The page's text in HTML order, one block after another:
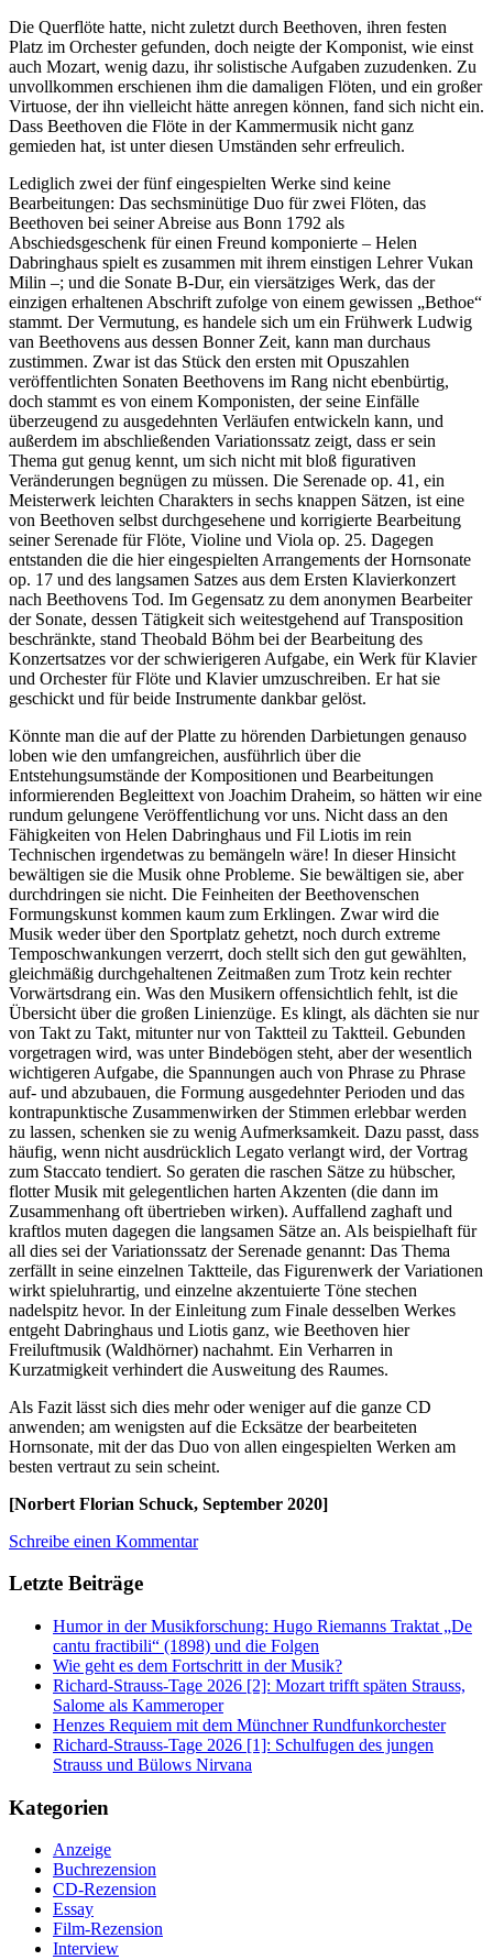
Die Querflöte hatte, nicht zuletzt durch Beethoven, ihren festen
Platz im Orchester gefunden, doch neigte der Komponist, wie einst
auch Mozart, wenig dazu, ihr solistische Aufgaben zuzudenken. Zu
unvollkommen erschienen ihm die damaligen Flöten, und ein großer
Virtuose, der ihn vielleicht hätte anregen können, fand sich nicht ein.
Dass Beethoven die Flöte in der Kammermusik nicht ganz
gemieden hat, ist unter diesen Umständen sehr erfreulich.
Lediglich zwei der fünf eingespielten Werke sind keine
Bearbeitungen: Das sechsminütige Duo für zwei Flöten, das
Beethoven bei seiner Abreise aus Bonn 1792 als
Abschiedsgeschenk für einen Freund komponierte – Helen
Dabringhaus spielt es zusammen mit ihrem einstigen Lehrer Vukan
Milin –; und die Sonate B-Dur, ein viersätziges Werk, das der
einzigen erhaltenen Abschrift zufolge von einem gewissen „Bethoe“
stammt. Der Vermutung, es handele sich um ein Frühwerk Ludwig
van Beethovens aus dessen Bonner Zeit, kann man durchaus
zustimmen. Zwar ist das Stück den ersten mit Opuszahlen
veröffentlichten Sonaten Beethovens im Rang nicht ebenbürtig,
doch stammt es von einem Komponisten, der seine Einfälle
überzeugend zu ausgedehnten Verläufen entwickeln kann, und
außerdem im abschließenden Variationssatz zeigt, dass er sein
Thema gut genug kennt, um sich nicht mit bloß figurativen
Veränderungen begnügen zu müssen. Die Serenade op. 41, ein
Meisterwerk leichten Charakters in sechs knappen Sätzen, ist eine
von Beethoven selbst durchgesehene und korrigierte Bearbeitung
seiner Serenade für Flöte, Violine und Viola op. 25. Dagegen
entstanden die die hier eingespielten Arrangements der Hornsonate
op. 17 und des langsamen Satzes aus dem Ersten Klavierkonzert
nach Beethovens Tod. Im Gegensatz zu dem anonymen Bearbeiter
der Sonate, dessen Tätigkeit sich weitestgehend auf Transposition
beschränkte, stand Theobald Böhm bei der Bearbeitung des
Konzertsatzes vor der schwierigeren Aufgabe, ein Werk für Klavier
und Orchester für Flöte und Klavier umzuschreiben. Er hat sie
geschickt und für beide Instrumente dankbar gelöst.
Könnte man die auf der Platte zu hörenden Darbietungen genauso
loben wie den umfangreichen, ausführlich über die
Entstehungsumstände der Kompositionen und Bearbeitungen
informierenden Begleittext von Joachim Draheim, so hätten wir eine
rundum gelungene Veröffentlichung vor uns. Nicht dass an den
Fähigkeiten von Helen Dabringhaus und Fil Liotis im rein
Technischen irgendetwas zu bemängeln wäre! In dieser Hinsicht
bewältigen sie die Musik ohne Probleme. Sie bewältigen sie, aber
durchdringen sie nicht. Die Feinheiten der Beethovenschen
Formungskunst kommen kaum zum Erklingen. Zwar wird die
Musik weder über den Sportplatz gehetzt, noch durch extreme
Temposchwankungen verzerrt, doch stellt sich den gut gewählten,
gleichmäßig durchgehaltenen Zeitmaßen zum Trotz kein rechter
Vorwärtsdrang ein. Was den Musikern offensichtlich fehlt, ist die
Übersicht über die großen Linienzüge. Es klingt, als dächten sie nur
von Takt zu Takt, mitunter nur von Taktteil zu Taktteil. Gebunden
vorgetragen wird, was unter Bindebögen steht, aber der wesentlich
wichtigeren Aufgabe, die Spannungen auch von Phrase zu Phrase
auf- und abzubauen, die Formung ausgedehnter Perioden und das
kontrapunktische Zusammenwirken der Stimmen erlebbar werden
zu lassen, schenken sie zu wenig Aufmerksamkeit. Dazu passt, dass
häufig, wenn nicht ausdrücklich Legato verlangt wird, der Vortrag
zum Staccato tendiert. So geraten die raschen Sätze zu hübscher,
flotter Musik mit gelegentlichen harten Akzenten (die dann im
Zusammenhang oft übertrieben wirken). Auffallend zaghaft und
kraftlos muten dagegen die langsamen Sätze an. Als beispielhaft für
all dies sei der Variationssatz der Serenade genannt: Das Thema
zerfällt in seine einzelnen Taktteile, das Figurenwerk der Variationen
wirkt spieluhrartig, und einzelne akzentuierte Töne stechen
nadelspitz hevor. In der Einleitung zum Finale desselben Werkes
entgeht Dabringhaus und Liotis ganz, wie Beethoven hier
Freiluftmusik (Waldhörner) nachahmt. Ein Verharren in
Kurzatmigkeit verhindert die Ausweitung des Raumes.
Als Fazit lässt sich dies mehr oder weniger auf die ganze CD
anwenden; am wenigsten auf die Ecksätze der bearbeiteten
Hornsonate, mit der das Duo von allen eingespielten Werken am
besten vertraut zu sein scheint.
[Norbert Florian Schuck, September 2020]
Schreibe einen Kommentar
Letzte Beiträge
Humor in der Musikforschung: Hugo Riemanns Traktat „De
cantu fractibili“ (1898) und die Folgen
Wie geht es dem Fortschritt in der Musik?
Richard-Strauss-Tage 2026 [2]: Mozart trifft späten Strauss,
Salome als Kammeroper
Henzes Requiem mit dem Münchner Rundfunkorchester
Richard-Strauss-Tage 2026 [1]: Schulfugen des jungen
Strauss und Bülows Nirvana
Kategorien
Anzeige
Buchrezension
CD-Rezension
Essay
Film-Rezension
Interview